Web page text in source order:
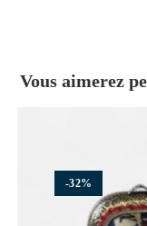
Vous aimerez
-32%